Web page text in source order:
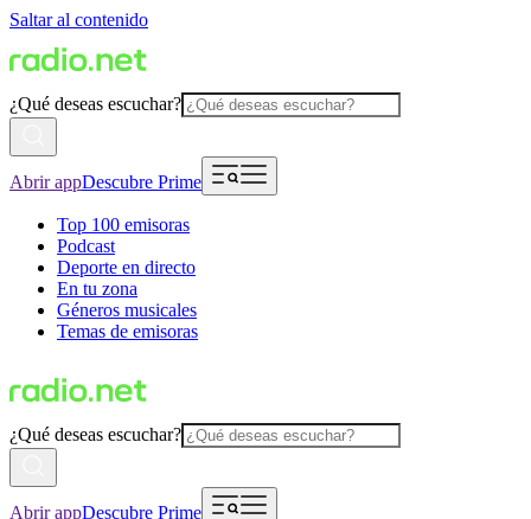
Saltar al contenido
¿Qué deseas escuchar?
Abrir appDescubre Prime
Top 100 emisoras
Podcast
Deporte en directo
En tu zona
Géneros musicales
Temas de emisoras
¿Qué deseas escuchar?
Abrir appDescubre Prime